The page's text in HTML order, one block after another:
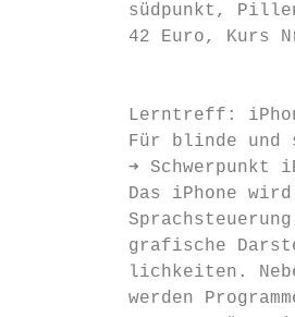
südpunkt,
42 Euro, Kurs
Lerntreff:
Für blinde und
➜ Schwerpunkt
Das iPhone
grafische
lichkeiten.
werden